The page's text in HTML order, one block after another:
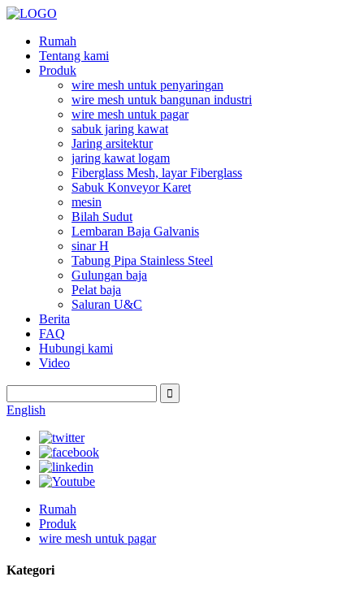
Rumah
Tentang kami
Produk
wire mesh untuk penyaringan
wire mesh untuk bangunan industri
wire mesh untuk pagar
sabuk jaring kawat
Jaring arsitektur
jaring kawat logam
Fiberglass Mesh, layar Fiberglass
Sabuk Konveyor Karet
mesin
Bilah Sudut
Lembaran Baja Galvanis
sinar H
Tabung Pipa Stainless Steel
Gulungan baja
Pelat baja
Saluran U&C
Berita
FAQ
Hubungi kami
Video
English
Rumah
Produk
wire mesh untuk pagar
Kategori